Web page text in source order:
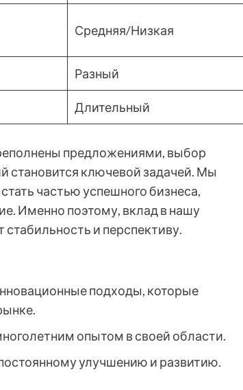
Средняя/Низкая
Разный
Длительный
предложениями, выбор
становится ключевой задачей. Мы
частью успешного бизнеса,
Именно поэтому, вклад в нашу
и перспективу.
подходы, которые
опытом в своей области.
улучшению и развитию.